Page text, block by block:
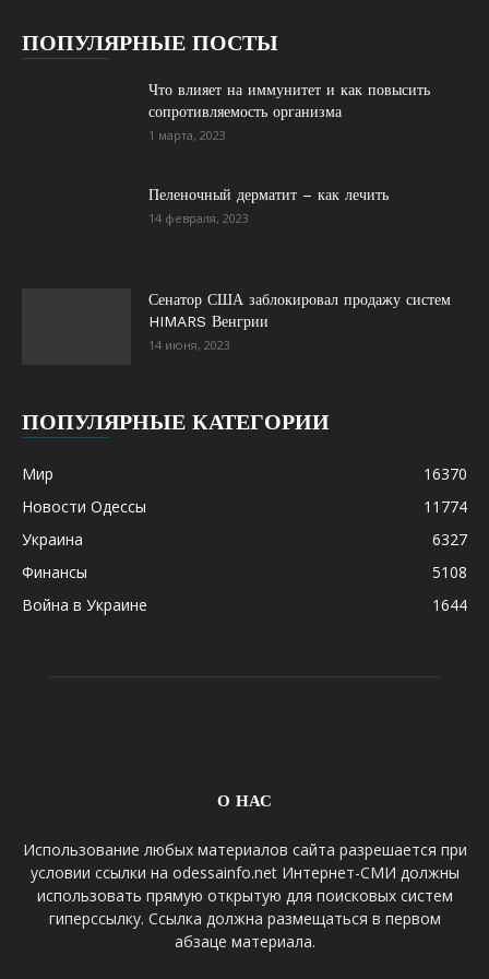
ПОПУЛЯРНЫЕ ПОСТЫ
Что влияет на иммунитет и как повысить
сопротивляемость организма
1 марта, 2023
Пеленочный дерматит – как лечить
14 февраля, 2023
Сенатор США заблокировал продажу систем
HIMARS Венгрии
14 июня, 2023
ПОПУЛЯРНЫЕ КАТЕГОРИИ
Мир
16370
Новости Одессы
11774
Украина
6327
Финансы
5108
Война в Украине
1644
О НАС
Использование любых материалов сайта разрешается при
условии ссылки на odessainfo.net Интернет-СМИ должны
использовать прямую открытую для поисковых систем
гиперссылку. Ссылка должна размещаться в первом
абзаце материала.